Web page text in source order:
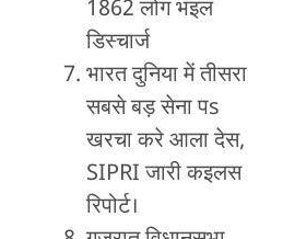
1862 लोग भइल
डिस्चार्ज
भारत दुनिया में तीसरा
सबसे बड़ सेना पs
खरचा करे आला देस,
SIPRI जारी कइलस
रिपोर्ट।